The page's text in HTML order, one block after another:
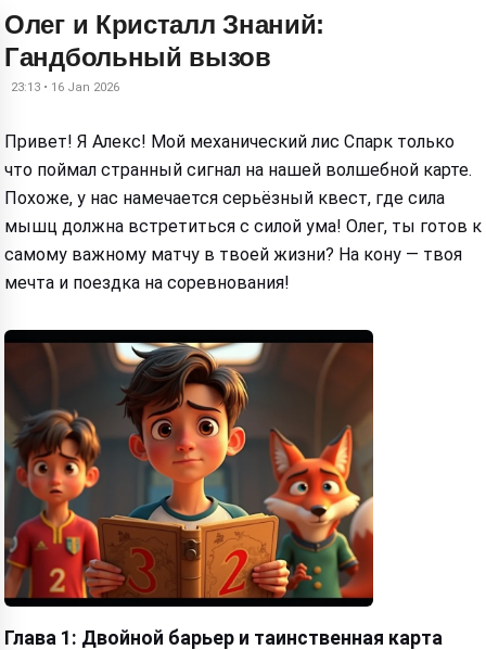
Олег и Кристалл Знаний:
Гандбольный вызов
23:13 • 16 Jan 2026
Привет! Я Алекс! Мой механический лис Спарк только
что поймал странный сигнал на нашей волшебной карте.
Похоже, у нас намечается серьёзный квест, где сила
мышц должна встретиться с силой ума! Олег, ты готов к
самому важному матчу в твоей жизни? На кону — твоя
мечта и поездка на соревнования!
Глава 1: Двойной барьер и таинственная карта